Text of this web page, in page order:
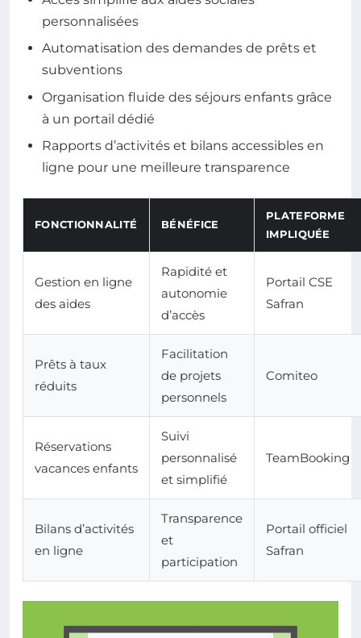
personnalisées
Automatisation des demandes de prêts et
subventions
Organisation fluide des séjours enfants grâce
à un portail dédié
Rapports d’activités et bilans accessibles en
ligne pour une meilleure transparence
FONCTIONNALITÉ BÉNÉFICE
PLATEFORME
IMPLIQUÉE
Gestion en ligne
des aides
Rapidité et
autonomie
d’accès
Portail CSE
Safran
Prêts à taux
réduits
Facilitation
de projets
personnels
Comiteo
Réservations
vacances enfants
Suivi
personnalisé
et simplifié
TeamBooking
Bilans d’activités
en ligne
Transparence
et
participation
Portail officiel
Safran